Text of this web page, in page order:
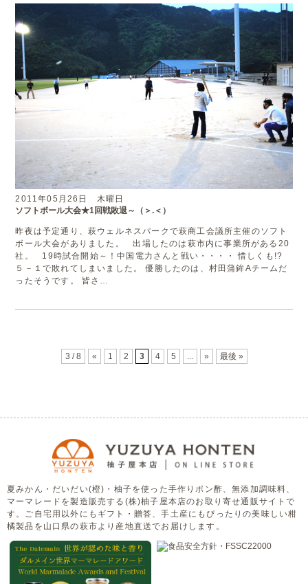
2011年05月26日 木曜日
ソフトボール大会★1回戦敗退～（＞.＜）
昨夜は予定通り、萩ウェルネスパークで萩商工会議所主催のソフト
ボール大会がありました。 出場したのは萩市内に事業所がある20
社。 19時試合開始～！中国電力さんと戦い・・・・ 惜しくも!?
５－１で敗れてしまいました。 優勝したのは、村田蒲鉾Aチームだ
ったそうです。 皆さ…
3 / 8 « 1 2 3 4 5 ... » 最後 »
夏みかん・だいだい(橙)・柚子を使った手作りポン酢、無添加調味料、
マーマレードを製造販売する(株)柚子屋本店のお取り寄せ通販サイトで
す。ご自宅用以外にもギフト・贈答、手土産にもぴったりの美味しい柑
橘製品を山口県の萩市より産地直送でお届けします。